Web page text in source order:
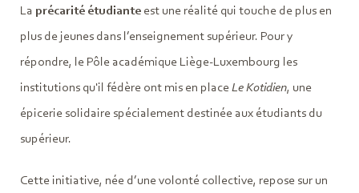
La précarité étudiante est une réalité qui touche de plus en
plus de jeunes dans l’enseignement supérieur. Pour y
répondre, le Pôle académique Liège-Luxembourg les
institutions qu'il fédère ont mis en placeLe Kotidien, une
épicerie solidaire spécialement destinée aux étudiants du
supérieur.
Cette initiative, née d’une volonté collective, repose sur un